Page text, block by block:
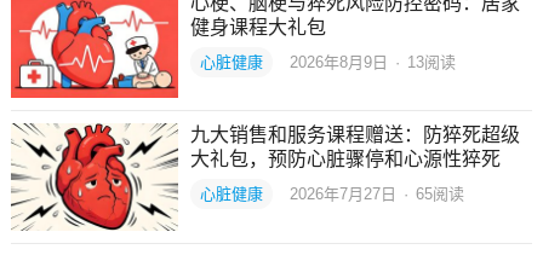
健身课程大礼包
心脏健康 2026年8月9日 · 13阅读
九大销售和服务课程赠送：防猝死超级
大礼包，预防心脏骤停和心源性猝死
心脏健康 2026年7月27日 · 65阅读